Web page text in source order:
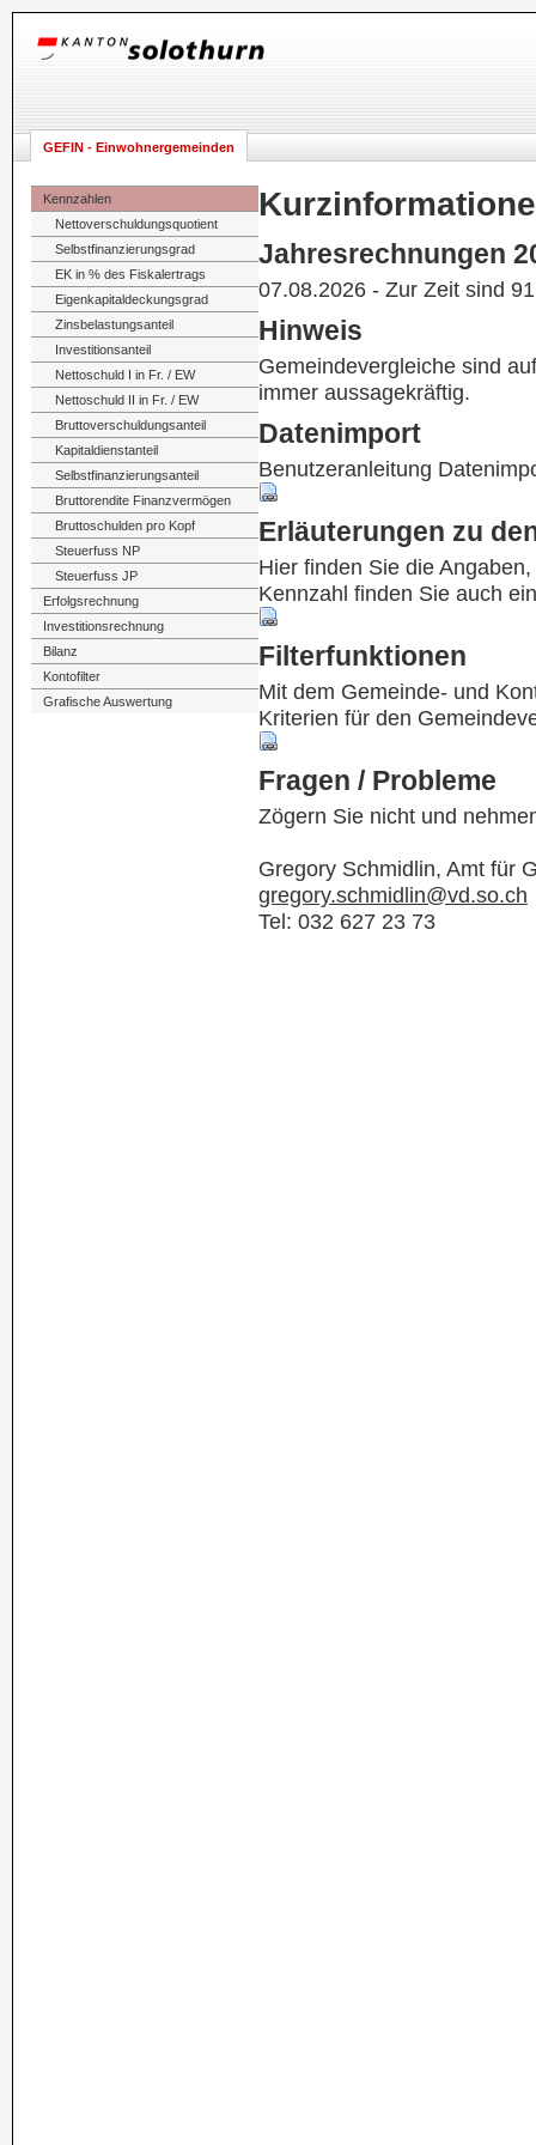
GEFIN - Einwohnergemeinden
Kennzahlen
Nettoverschuldungsquotient
Selbstfinanzierungsgrad
EK in % des Fiskalertrags
Eigenkapitaldeckungsgrad
Zinsbelastungsanteil
Investitionsanteil
Nettoschuld I in Fr. / EW
Nettoschuld II in Fr. / EW
Bruttoverschuldungsanteil
Kapitaldienstanteil
Selbstfinanzierungsanteil
Bruttorendite Finanzvermögen
Bruttoschulden pro Kopf
Steuerfuss NP
Steuerfuss JP
Erfolgsrechnung
Investitionsrechnung
Bilanz
Kontofilter
Grafische Auswertung
Jahresrechnungen
07.08.2026 - Zur Zeit sind
Hinweis
Gemeindevergleiche sind
immer aussagekräftig.
Datenimport
Benutzeranleitung
Erläuterungen zu
Hier finden Sie die
Kennzahl finden Sie auch
Filterfunktionen
Mit dem Gemeinde- und
Kriterien für den
Fragen / Probleme
Zögern Sie nicht und
Gregory Schmidlin, Amt für
gregory.schmidlin@vd.so.ch
Tel: 032 627 23 73